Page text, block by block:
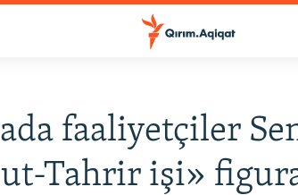
faaliyetçiler
Tahrir işi»